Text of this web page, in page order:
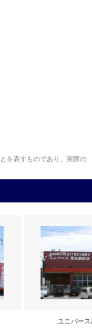
を表すものであり、実際の
ユニバー